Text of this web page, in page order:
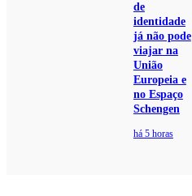
de
identidade
já não pode
viajar na
União
Europeia e
no Espaço
Schengen
há 5 horas